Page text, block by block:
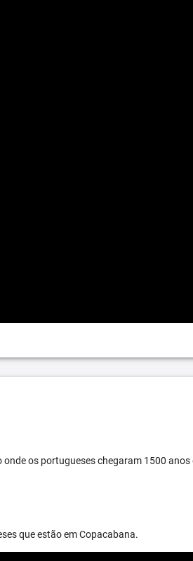
os portugueses chegaram 1500 anos
que estão em Copacabana.